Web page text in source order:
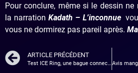
Pour conclure, même si le dessin
la narration Kadath – L’inconnue
vous ne dormirez pas pareil après.
ARTICLE PRÉCÉDENT
Test ICE Ring, une bague connectée !